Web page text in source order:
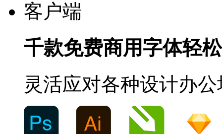
客户端
千款免费商用字体轻
灵活应对各种设计办